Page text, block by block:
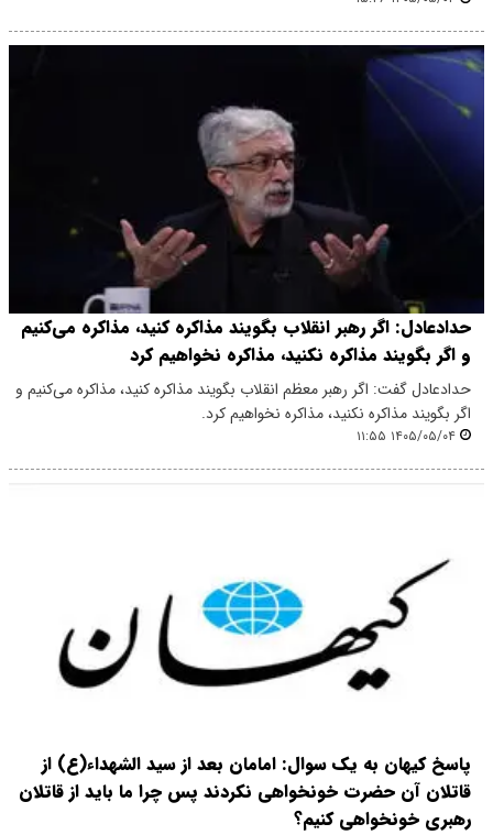
حدادعادل: اگر رهبر انقلاب بگویند مذاکره کنید، مذاکره می‌کنیم
و اگر بگویند مذاکره نکنید، مذاکره نخواهیم کرد
حدادعادل گفت: اگر رهبر معظم انقلاب بگویند مذاکره کنید، مذاکره می‌کنیم و
اگر بگویند مذاکره نکنید، مذاکره نخواهیم کرد.
۱۴۰۵/۰۵/۰۴ ۱۱:۵۵
پاسخ کیهان به یک سوال: امامان بعد از سید الشهداء‌(ع) از
قاتلان آن حضرت خونخواهی نکردند پس چرا ما باید از قاتلان
رهبری خونخواهی کنیم؟